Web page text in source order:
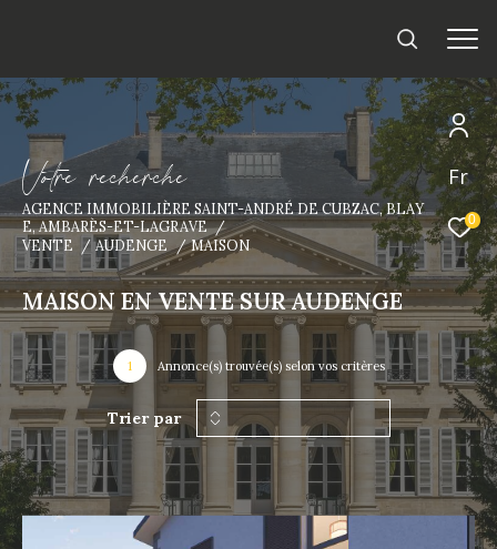
Fr
0
Votre recherche
AGENCE IMMOBILIÈRE SAINT-ANDRÉ DE CUBZAC, BLAY
E, AMBARÈS-ET-LAGRAVE
VENTE
AUDENGE MAISON
MAISON EN VENTE SUR AUDENGE
1 Annonce(s) trouvée(s) selon vos critères
Trier par